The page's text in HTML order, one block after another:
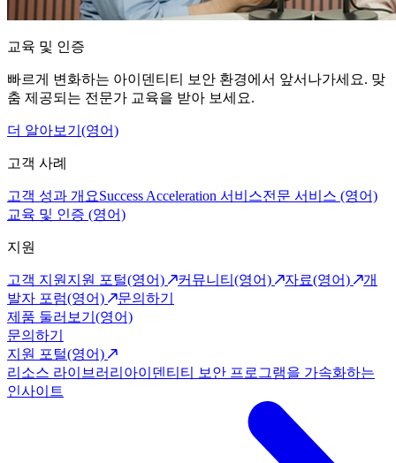
교육 및 인증
빠르게 변화하는 아이덴티티 보안 환경에서 앞서나가세요. 맞
춤 제공되는 전문가 교육을 받아 보세요.
더 알아보기(영어)
고객 사례
고객 성과 개요Success Acceleration 서비스전문 서비스 (영어)
교육 및 인증 (영어)
지원
고객 지원 지원 포털(영어) 커뮤니티(영어) 자료(영어)
개
발자 포럼(영어)
문의하기
제품 둘러보기(영어)
문의하기
지원 포털(영어)
리소스 라이브러리 아이덴티티 보안 프로그램을 가속화하는
인사이트